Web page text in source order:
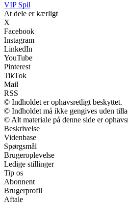
VIP Spil
At dele er kærligt
X
Facebook
Instagram
LinkedIn
YouTube
Pinterest
TikTok
Mail
RSS
© Indholdet er ophavsretligt beskyttet.
© Indholdet må ikke gengives uden
© Alt materiale på denne side er
Beskrivelse
Videnbase
Spørgsmål
Brugeroplevelse
Ledige stillinger
Tip os
Abonnent
Brugerprofil
Aftale